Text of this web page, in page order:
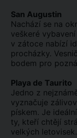
San Augustin
Nachází se na
veškeré
v zátoce nabízí
procházky.
bodem pro
Playa de Taurito
Jedno z
vyznačuje
pískem. Je
ty, kteří chtějí
velkých